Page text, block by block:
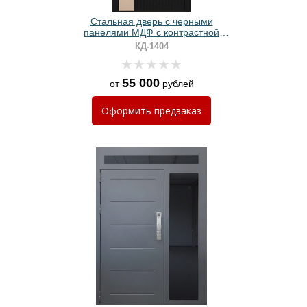
Стальная дверь с черными
панелями МДФ с контрастной
вставкой
КД-1404
от55 000рублей
Оформить предзаказ